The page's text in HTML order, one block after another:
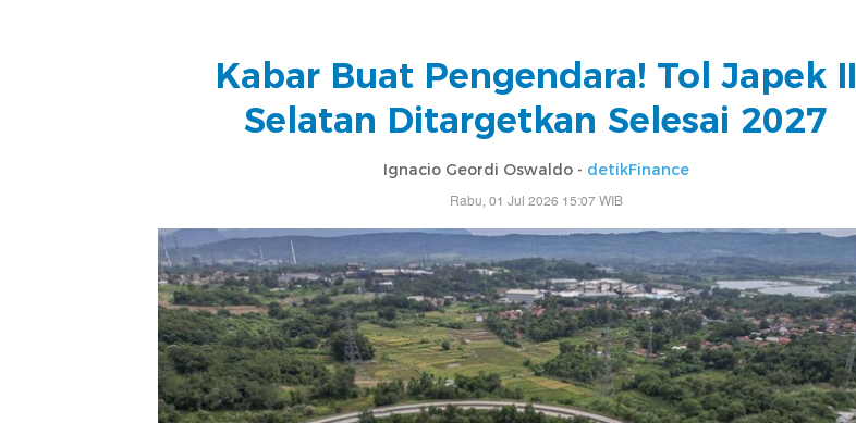
Kabar Buat Pengendara! Tol Japek II
Selatan Ditargetkan Selesai 2027
Ignacio Geordi Oswaldo - detikFinance
Rabu, 01 Jul 2026 15:07 WIB